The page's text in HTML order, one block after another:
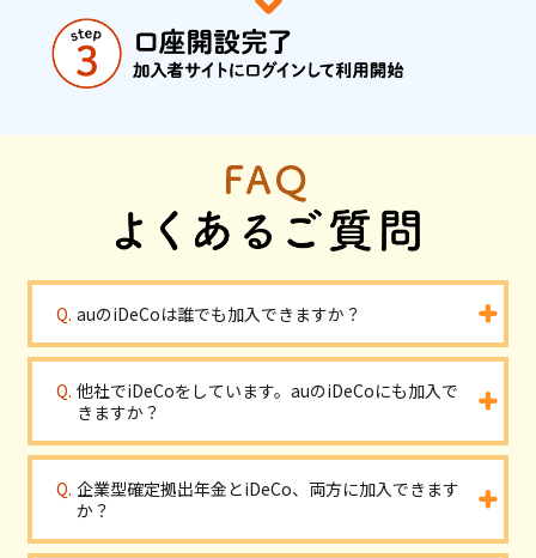
auのiDeCoは誰でも加入できますか？
他社でiDeCoをしています。auのiDeCoにも加入で
きますか？
企業型確定拠出年金とiDeCo、両方に加入できます
か？